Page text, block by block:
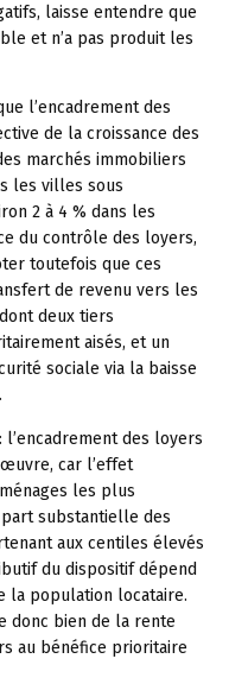
laisse entendre que
et n’a pas produit les
l’encadrement des
de la croissance des
marchés immobiliers
les villes sous
2 à 4 % dans les
du contrôle des loyers,
toutefois que ces
de revenu vers les
deux tiers
aisés, et un
sociale via la baisse
des loyers
car l’effet
les plus
part substantielle des
aux centiles élevés
du dispositif dépend
la population locataire.
donc bien de la rente
au bénéfice prioritaire